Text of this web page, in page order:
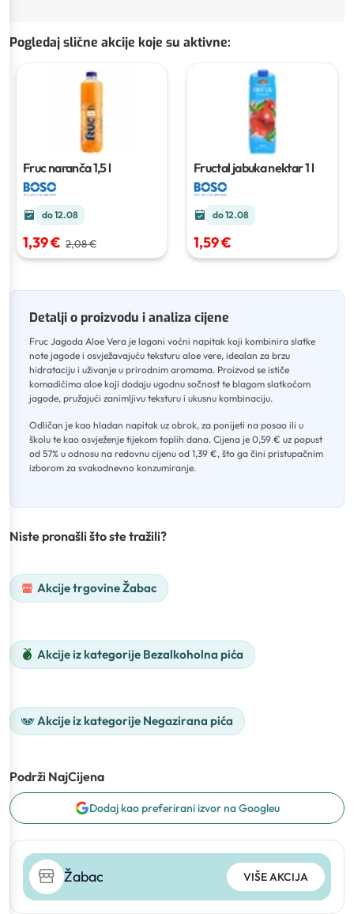
Pogledaj slične akcije koje su aktivne:
Fruc naranča1,5 l
do 12.08
1,39 € 2,08 €
Fructal jabuka nektar1 l
do 12.08
1,59 €
Detalji o proizvodu i analiza cijene
Fruc Jagoda Aloe Vera je lagani voćni napitak koji kombinira slatke
note jagode i osvježavajuću teksturu aloe vere, idealan za brzu
hidrataciju i uživanje u prirodnim aromama. Proizvod se ističe
komadićima aloe koji dodaju ugodnu sočnost te blagom slatkoćom
jagode, pružajući zanimljivu teksturu i ukusnu kombinaciju.
Odličan je kao hladan napitak uz obrok, za ponijeti na posao ili u
školu te kao osvježenje tijekom toplih dana. Cijena je 0,59 € uz popust
od 57% u odnosu na redovnu cijenu od 1,39 €, što ga čini pristupačnim
izborom za svakodnevno konzumiranje.
Niste pronašli što ste tražili?
Akcije trgovine Žabac
Akcije iz kategorije Bezalkoholna pića
Akcije iz kategorije Negazirana pića
Podrži NajCijena
Dodaj kao preferirani izvor na Googleu
Žabac VIŠE AKCIJA